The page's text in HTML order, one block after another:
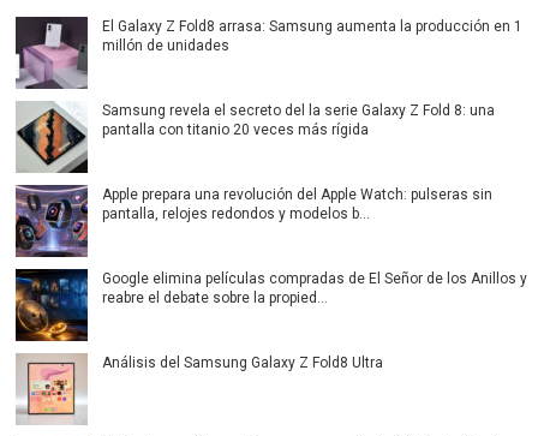
El Galaxy Z Fold8 arrasa: Samsung aumenta la producción en 1
millón de unidades
Samsung revela el secreto del la serie Galaxy Z Fold 8: una
pantalla con titanio 20 veces más rígida
Apple prepara una revolución del Apple Watch: pulseras sin
pantalla, relojes redondos y modelos b...
Google elimina películas compradas de El Señor de los Anillos y
reabre el debate sobre la propied...
Análisis del Samsung Galaxy Z Fold8 Ultra